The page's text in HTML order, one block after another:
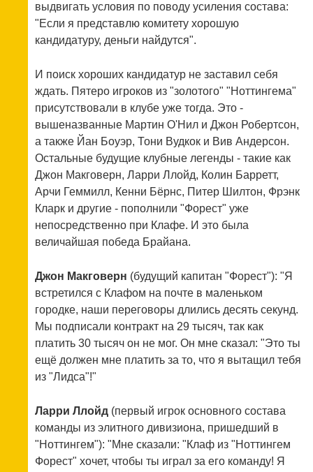
выдвигать условия по поводу усиления состава:
"Если я представлю комитету хорошую
кандидатуру, деньги найдутся".
И поиск хороших кандидатур не заставил себя
ждать. Пятеро игроков из "золотого" "Ноттингема"
присутствовали в клубе уже тогда. Это -
вышеназванные Мартин О'Нил и Джон Робертсон,
а также Йан Боуэр, Тони Вудкок и Вив Андерсон.
Остальные будущие клубные легенды - такие как
Джон Макговерн, Ларри Ллойд, Колин Барретт,
Арчи Геммилл, Кенни Бёрнс, Питер Шилтон, Фрэнк
Кларк и другие - пополнили "Форест" уже
непосредственно при Клафе. И это была
величайшая победа Брайана.
Джон Макговерн (будущий капитан "Форест"): "Я
встретился с Клафом на почте в маленьком
городке, наши переговоры длились десять секунд.
Мы подписали контракт на 29 тысяч, так как
платить 30 тысяч он не мог. Он мне сказал: "Это ты
ещё должен мне платить за то, что я вытащил тебя
из "Лидса"!"
Ларри Ллойд (первый игрок основного состава
команды из элитного дивизиона, пришедший в
"Ноттингем"): "Мне сказали: "Клаф из "Ноттингем
Форест" хочет, чтобы ты играл за его команду! Я